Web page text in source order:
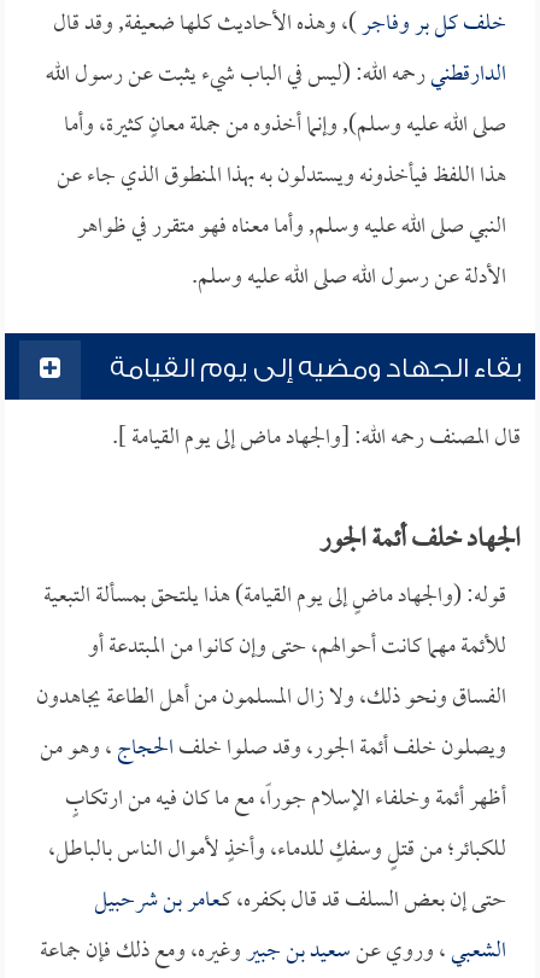
خلف كل بر وفاجر)، وهذه الأحاديث كلها ضعيفة, وقد قال
الدارقطنيرحمه الله: (ليس في الباب شيء يثبت عن رسول الله
صلى الله عليه وسلم), وإنما أخذوه من جملة معانٍ كثيرة، وأما
هذا اللفظ فيأخذونه ويستدلون به بهذا المنطوق الذي جاء عن
النبي صلى الله عليه وسلم, وأما معناه فهو متقرر في ظواهر
الأدلة عن رسول الله صلى الله عليه وسلم.
بقاء الجهاد ومضيه إلى يوم القيامة
قال المصنف رحمه الله: [والجهاد ماض إلى يوم القيامة ].
الجهاد خلف أئمة الجور
قوله: (والجهاد ماضٍ إلى يوم القيامة) هذا يلتحق بمسألة التبعية
للأئمة مهما كانت أحوالهم، حتى وإن كانوا من المبتدعة أو
الفساق ونحو ذلك، ولا زال المسلمون من أهل الطاعة يجاهدون
ويصلون خلف أئمة الجور، وقد صلوا خلفالحجاج، وهو من
أظهر أئمة وخلفاء الإسلام جوراً، مع ما كان فيه من ارتكابٍ
للكبائر؛ من قتلٍ وسفكٍ للدماء، وأخذٍ لأموال الناس بالباطل،
حتى إن بعض السلف قد قال بكفره، كـعامر بن شرحبيل
الشعبي، وروي عنسعيد بن جبيروغيره، ومع ذلك فإن جماعة